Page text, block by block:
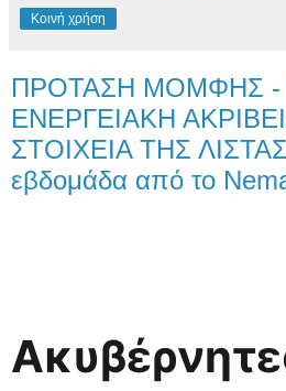
Κοινή χρήση
ΠΡΟΤΑΣΗ ΜΟΜΦΗΣ -
ΕΝΕΡΓΕΙΑΚΗ
ΣΤΟΙΧΕΙΑ ΤΗΣ
εβδομάδα από το